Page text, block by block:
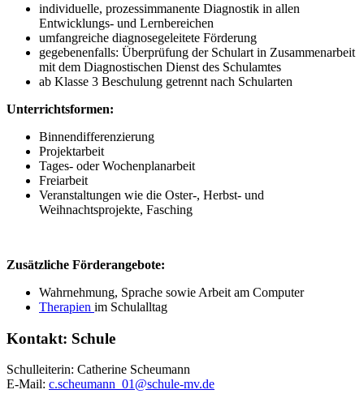
individuelle, prozessimmanente Diagnostik in allen
Entwicklungs- und Lernbereichen
umfangreiche diagnosegeleitete Förderung
gegebenenfalls: Überprüfung der Schulart in Zusammenarbeit
mit dem Diagnostischen Dienst des Schulamtes
ab Klasse 3 Beschulung getrennt nach Schularten
Unterrichtsformen:
Binnendifferenzierung
Projektarbeit
Tages- oder Wochenplanarbeit
Freiarbeit
Veranstaltungen wie die Oster-, Herbst- und
Weihnachtsprojekte, Fasching
Zusätzliche Förderangebote:
Wahrnehmung, Sprache sowie Arbeit am Computer
Therapien im Schulalltag
Seitenspalte
Kontakt: Schule
Schulleiterin: Catherine Scheumann
E-Mail: c.scheumann_01@schule-mv.de